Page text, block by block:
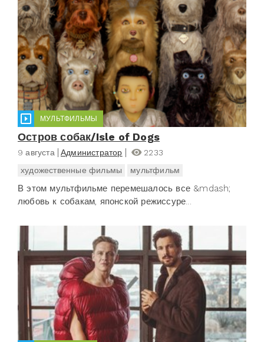
МУЛЬТФИЛЬМЫ
Остров собак/Isle of Dogs
9 августа Администратор
2233
художественные фильмы
мультфильм
В этом мультфильме перемешалось все &mdash;
любовь к собакам, японской режиссуре...